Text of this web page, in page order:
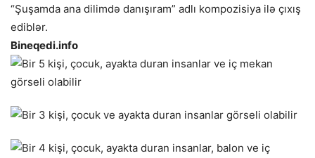
“Şuşamda ana dilimdə danışıram” adlı kompozisiya ilə çıxış
ediblər.
Bineqedi.info